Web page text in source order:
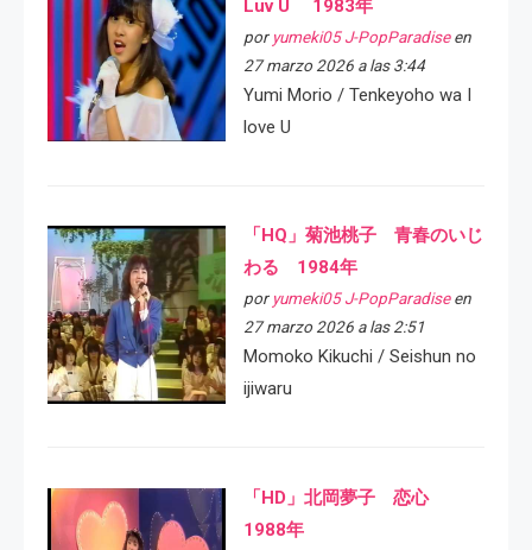
Luv U 1983年
por yumeki05 J-PopParadiseen
27 marzo 2026 a las 3:44
Yumi Morio / Tenkeyoho wa I
love U
「HQ」菊池桃子 青春のいじ
わる 1984年
por yumeki05 J-PopParadiseen
27 marzo 2026 a las 2:51
Momoko Kikuchi / Seishun no
ijiwaru
「HD」北岡夢子 恋心
1988年